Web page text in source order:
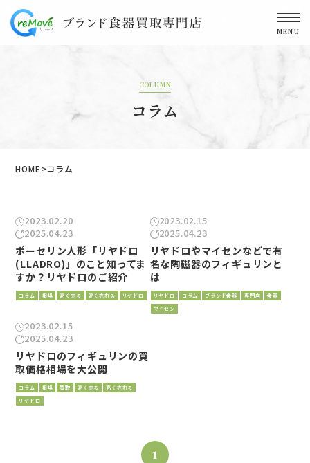
MENU
COLUMN
コラム
HOME コラム
2023.02.20
2025.04.23
ポーセリン人形「リヤドロ
(LLADRO)」のこと知ってま
すか？リヤドロのご紹介
コラム 相場 高く売る 高く売れる リヤドロ
2023.02.15
2025.04.23
リヤドロやマイセンなどで有
名な陶磁器のフィギュリンと
は
リヤドロ コラム ブランド食器 専門店
食器
マイセン
2023.02.15
2025.04.23
リヤドロのフィギュリンの買
取価格相場を大公開
コラム 相場 買取 高く売る
高く売れる
リヤドロ
1